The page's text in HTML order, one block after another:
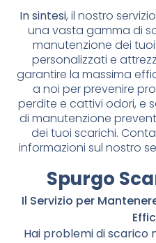
In sintesi, il nostro
una vasta gamma di
manutenzione dei
personalizzati e
garantire la massima
a noi per prevenire
perdite e cattivi odori, e
di manutenzione
dei tuoi scarichi.
informazioni sul nostro
Spurgo
Il Servizio per
Hai problemi di scarico